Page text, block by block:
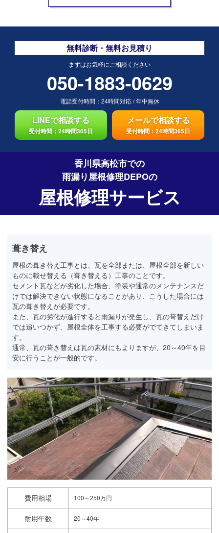
無料診断・無料お見積り
まずはお気軽にご相談ください
050-1883-0629
電話受付時間： 24時間対応/年中無休
LINEで相談する
受付時間：24時間365日
メールで相談する
受付時間：24時間365日
香川県高松市での
雨漏り屋根修理DEPOの
屋根修理サービス
葺き替え
屋根の葺き替え工事とは、瓦を全部または、屋根全部を新しい
ものに載せ替える（葺き替える）工事のことです。
セメント瓦などが劣化した場合、塗装や通常のメンテナンスだ
けでは解決できない状態になることがあり、こうした場合には
瓦の葺き替えが必要です。
また、瓦の劣化が進行すると雨漏りが発生し、瓦の葺替えだけ
では追いつかず、屋根全体を工事する必要がでてきてしまいま
す。
通常、瓦の葺き替えは瓦の素材にもよりますが、20～40年を目
安に行うことが一般的です。
費用相場 100～250万円
耐用年数 20～40年